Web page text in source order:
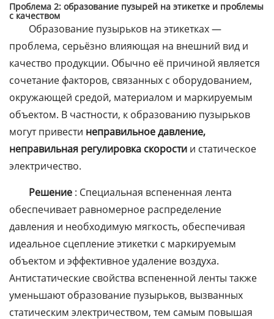
Проблема 2: образование пузырей на этикетке и проблемы
с качеством
Образование пузырьков на этикетках —
проблема, серьёзно влияющая на внешний вид и
качество продукции. Обычно её причиной является
сочетание факторов, связанных с оборудованием,
окружающей средой, материалом и маркируемым
объектом. В частности, к образованию пузырьков
могут привести неправильное давление,
неправильная регулировка скорости и статическое
электричество.
Решение : Специальная вспененная лента
обеспечивает равномерное распределение
давления и необходимую мягкость, обеспечивая
идеальное сцепление этикетки с маркируемым
объектом и эффективное удаление воздуха.
Антистатические свойства вспененной ленты также
уменьшают образование пузырьков, вызванных
статическим электричеством, тем самым повышая